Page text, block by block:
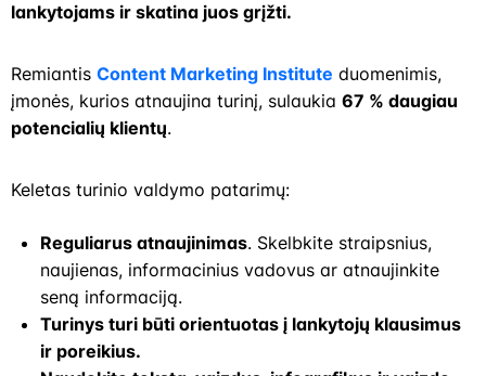
lankytojams ir skatina juos grįžti.
Remiantis Content Marketing Institute duomenimis,
įmonės, kurios atnaujina turinį, sulaukia 67 % daugiau
potencialių klientų.
Keletas turinio valdymo patarimų:
Reguliarus atnaujinimas. Skelbkite straipsnius,
naujienas, informacinius vadovus ar atnaujinkite
seną informaciją.
Turinys turi būti orientuotas į lankytojų klausimus
ir poreikius.